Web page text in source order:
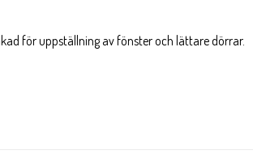
för uppställning av fönster och lättare dörrar.